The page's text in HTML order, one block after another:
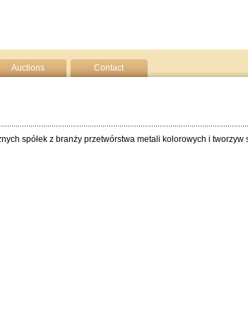
Auctions Contact
spółek z branży przetwórstwa metali kolorowych i tworzyw